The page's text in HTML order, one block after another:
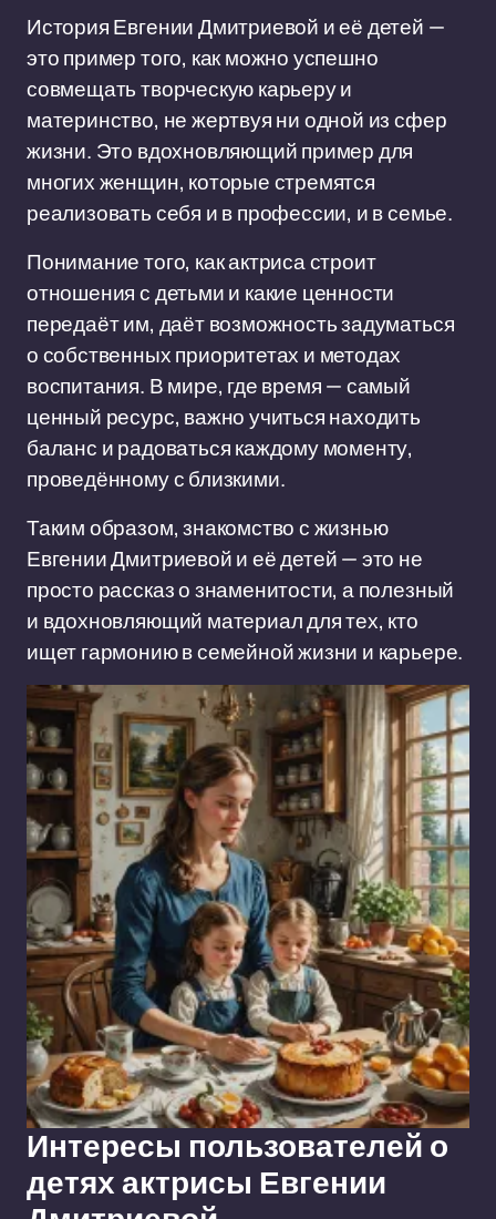
История Евгении Дмитриевой и её детей —
это пример того, как можно успешно
совмещать творческую карьеру и
материнство, не жертвуя ни одной из сфер
жизни. Это вдохновляющий пример для
многих женщин, которые стремятся
реализовать себя и в профессии, и в семье.
Понимание того, как актриса строит
отношения с детьми и какие ценности
передаёт им, даёт возможность задуматься
о собственных приоритетах и методах
воспитания. В мире, где время — самый
ценный ресурс, важно учиться находить
баланс и радоваться каждому моменту,
проведённому с близкими.
Таким образом, знакомство с жизнью
Евгении Дмитриевой и её детей — это не
просто рассказ о знаменитости, а полезный
и вдохновляющий материал для тех, кто
ищет гармонию в семейной жизни и карьере.
Интересы пользователей о
детях актрисы Евгении